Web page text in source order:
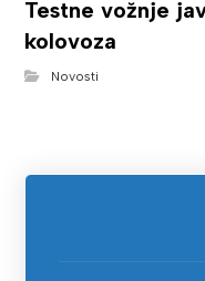
Testne vožnje
kolovoza
Novosti